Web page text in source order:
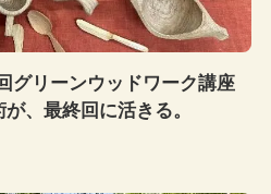
グリーンウッドワーク講座
、最終回に活きる。